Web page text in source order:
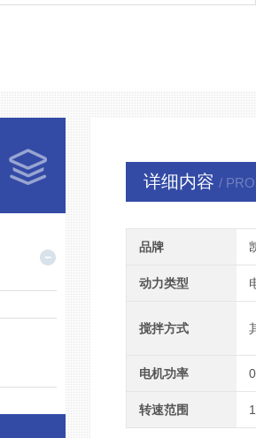
详细内容 /
品牌
动力类型
搅拌方式
电机功率
转速范围